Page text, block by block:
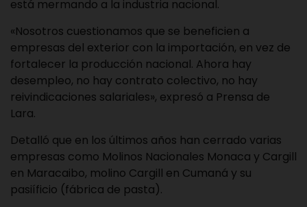
está mermando a la industria nacional.
«Nosotros cuestionamos que se beneficien a
empresas del exterior con la importación, en vez de
fortalecer la producción nacional. Ahora hay
desempleo, no hay contrato colectivo, no hay
reivindicaciones salariales», expresó a Prensa de
Lara.
Detalló que en los últimos años han cerrado varias
empresas como Molinos Nacionales Monaca y Cargill
en Maracaibo, molino Cargill en Cumaná y su
pasiíficio (fábrica de pasta).